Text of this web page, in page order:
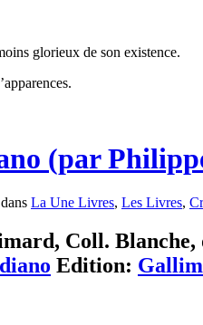
glorieux de son existence.
(par
La Une Livres, Les Livres,
Coll. Blanche,
Edition: